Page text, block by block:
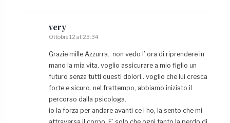
very
Ottobre 12 at 23:34
Grazie mille Azzurra.. non vedo l’ ora di riprendere in
mano la mia vita. voglio assicurare a mio figlio un
futuro senza tutti questi dolori.. voglio che lui cresca
forte e sicuro. nel frattempo, abbiamo iniziato il
percorso dalla psicologa.
io la forza per andare avanti ce l ho, la sento che mi